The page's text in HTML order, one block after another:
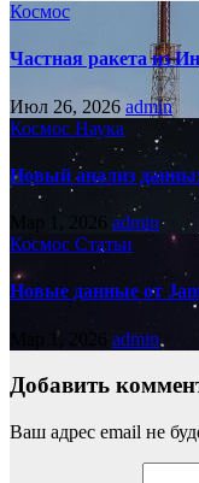
Космос
Частная ракета из
Июл 26, 2026 admin
Космос Наука
Новый анализ
Мар 1, 2026 admin
Космос Статьи
Новые данные от
Мар 1, 2026 admin
Добавить
Ваш адрес email не